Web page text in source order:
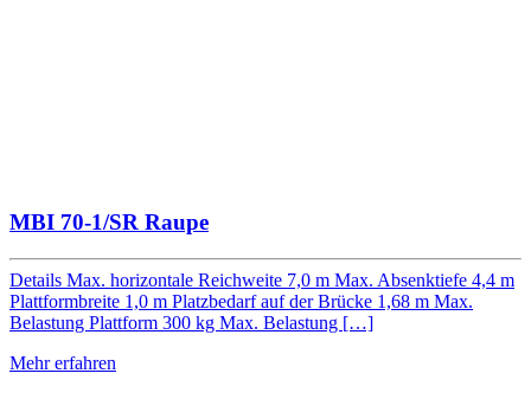
MBI 70-1/SR Raupe
Details Max. horizontale Reichweite 7,0 m Max. Absenktiefe 4,4 m
Plattformbreite 1,0 m Platzbedarf auf der Brücke 1,68 m Max.
Belastung Plattform 300 kg Max. Belastung […]
Mehr erfahren